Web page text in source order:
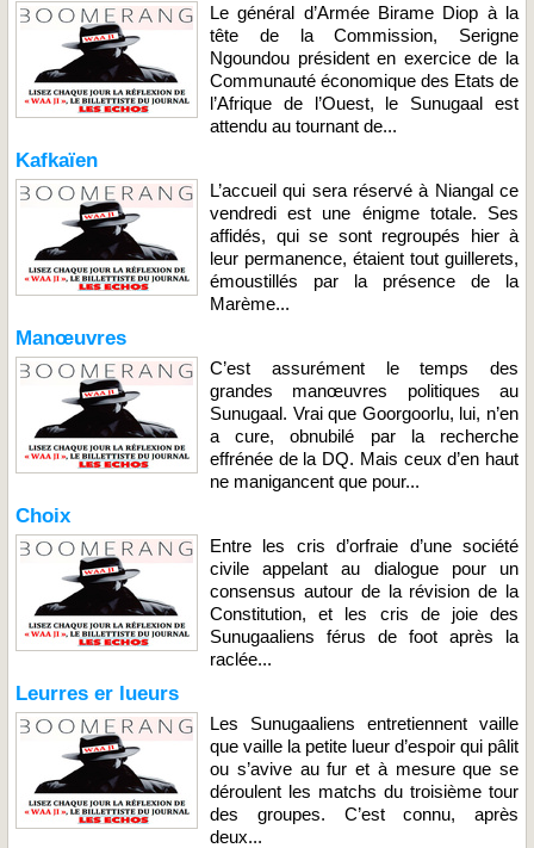
Le général d’Armée Birame Diop à la
tête de la Commission, Serigne
Ngoundou président en exercice de la
Communauté économique des Etats de
l’Afrique de l’Ouest, le Sunugaal est
attendu au tournant de...
Kafkaïen
L’accueil qui sera réservé à Niangal ce
vendredi est une énigme totale. Ses
affidés, qui se sont regroupés hier à
leur permanence, étaient tout guillerets,
émoustillés par la présence de la
Marème...
Manœuvres
C’est assurément le temps des
grandes manœuvres politiques au
Sunugaal. Vrai que Goorgoorlu, lui, n’en
a cure, obnubilé par la recherche
effrénée de la DQ. Mais ceux d’en haut
ne manigancent que pour...
Choix
Entre les cris d’orfraie d’une société
civile appelant au dialogue pour un
consensus autour de la révision de la
Constitution, et les cris de joie des
Sunugaaliens férus de foot après la
raclée...
Leurres er lueurs
Les Sunugaaliens entretiennent vaille
que vaille la petite lueur d’espoir qui pâlit
ou s’avive au fur et à mesure que se
déroulent les matchs du troisième tour
des groupes. C’est connu, après
deux...